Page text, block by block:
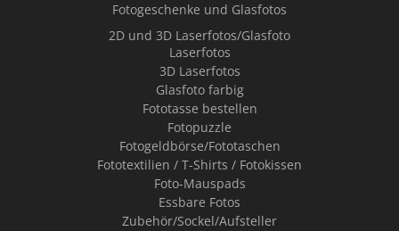
Fotogeschenke und Glasfotos
2D und 3D Laserfotos/Glasfoto
Laserfotos
3D Laserfotos
Glasfoto farbig
Fototasse bestellen
Fotopuzzle
Fotogeldbörse/Fototaschen
Fototextilien / T-Shirts / Fotokissen
Foto-Mauspads
Essbare Fotos
Zubehör/Sockel/Aufsteller